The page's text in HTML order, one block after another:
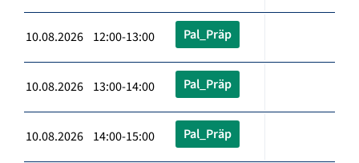
10.08.2026 12:00-13:00 Pal_Präp
10.08.2026 13:00-14:00 Pal_Präp
10.08.2026 14:00-15:00 Pal_Präp